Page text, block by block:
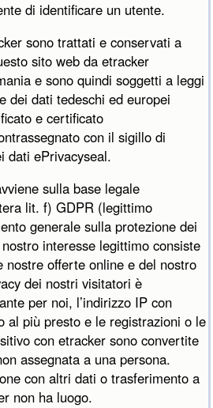
di identificare un utente.
sono trattati e conservati a
sito web da etracker
e sono quindi soggetti a leggi
dei dati tedeschi ed europei
e certificato
con il sigillo di
dati ePrivacyseal.
sulla base legale
lit. f) GDPR (legittimo
generale sulla protezione dei
interesse legittimo consiste
nostre offerte online e del nostro
dei nostri visitatori è
per noi, l’indirizzo IP con
al più presto e le registrazioni o le
con etracker sono convertite
assegnata a una persona.
con altri dati o trasferimento a
non ha luogo.